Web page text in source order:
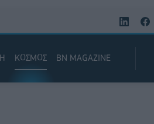
ΚΟΣΜΟΣ BN MAGAZINE